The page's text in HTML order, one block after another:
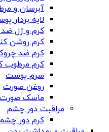
آبرسان و
لایه بردار
کرم و ژل
کرم روشن
کرم ضد
کرم مرطوب
سرم پوست
روغن صورت
ماسک
مراقبت دور چشم
کرم دور